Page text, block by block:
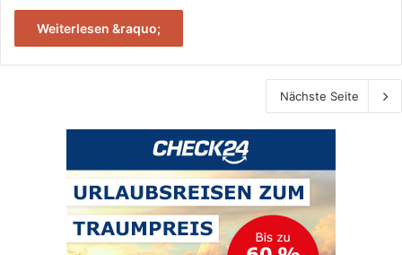
Weiterlesen &raquo;
Nächste Seite